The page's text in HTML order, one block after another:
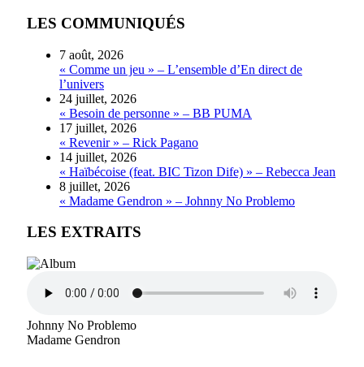
LES COMMUNIQUÉS
7 août, 2026
« Comme un jeu » – L’ensemble d’En direct de
l’univers
24 juillet, 2026
« Besoin de personne » – BB PUMA
17 juillet, 2026
« Revenir » – Rick Pagano
14 juillet, 2026
« Haïbécoise (feat. BIC Tizon Dife) » – Rebecca Jean
8 juillet, 2026
« Madame Gendron » – Johnny No Problemo
LES EXTRAITS
Johnny No Problemo
Madame Gendron